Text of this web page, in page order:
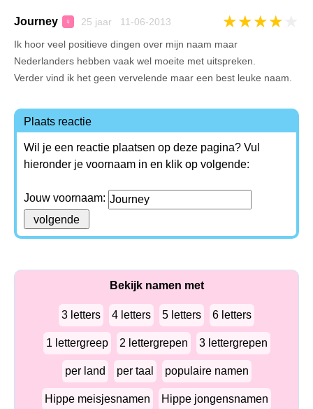
Journey ♀ 25 jaar 11-06-2013 ★★★★
Ik hoor veel positieve dingen over mijn naam maar
Nederlanders hebben vaak wel moeite met uitspreken.
Verder vind ik het geen vervelende maar een best leuke naam.
Plaats reactie
Wil je een reactie plaatsen op deze pagina? Vul
hieronder je voornaam in en klik op volgende:
Jouw voornaam:
Bekijk namen met
3 letters 4 letters 5 letters 6 letters
1 lettergreep 2 lettergrepen 3 lettergrepen
per land per taal populaire namen
Hippe meisjesnamen Hippe jongensnamen